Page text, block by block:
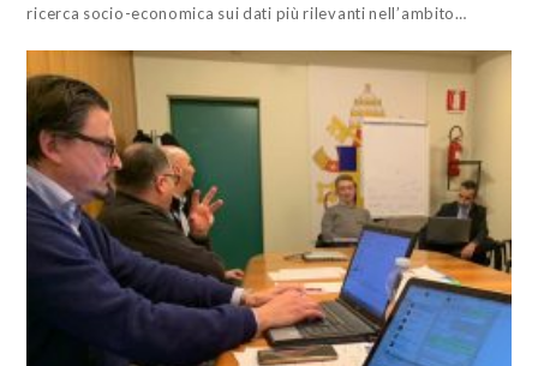
ricerca socio-economica sui dati più rilevanti nell’ambito…